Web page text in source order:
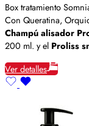
Box tratamiento
Con Queratina,
Champú alisador
200 ml. y el Proliss
Ver detalles